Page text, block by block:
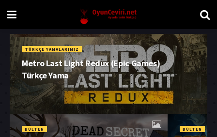
TÜRKÇE YAMALARIMIZ
Metro Last Light Redux (Epic Games)
Türkçe Yama
BÜLTEN BÜLTEN